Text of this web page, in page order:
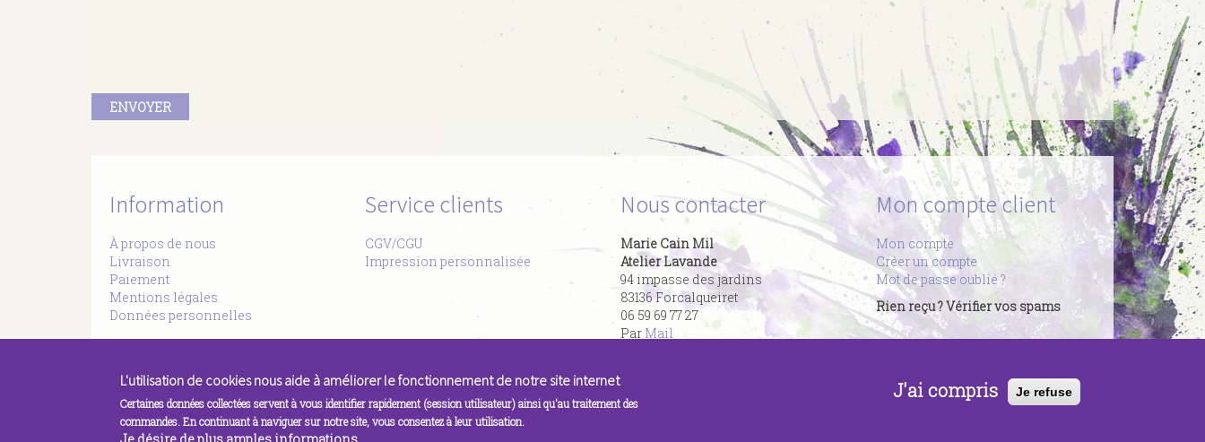
L'utilisation de cookies nous aide à améliorer le fonctionnement de notre site internet
Certaines données collectées servent à vous identifier rapidement (session utilisateur) ainsi qu'au traitement des
commandes. En continuant à naviguer sur notre site, vous consentez à leur utilisation.
J'ai compris Je refuse
ENVOYER
Information
À propos de nous
Livraison
Paiement
Mentions légales
Données personnelles
Service clients
CGV/CGU
Impression personnalisée
Nous contacter
Marie Cain Mil
Atelier Lavande
94 impasse des jardins
​83136 Forcalqueiret
06 59 69 77 27
Par Mail
Mon compte client
Mon compte
Créer un compte
Mot de passe oublié ?
Rien reçu ? Vérifier vos spams